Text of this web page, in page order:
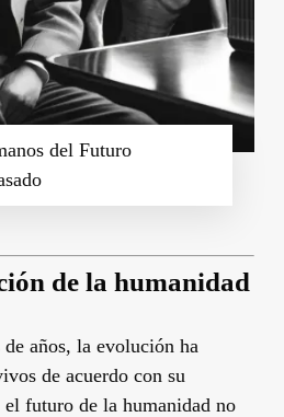
del Futuro
de la humanidad
años, la evolución ha
de acuerdo con su
futuro de la humanidad no